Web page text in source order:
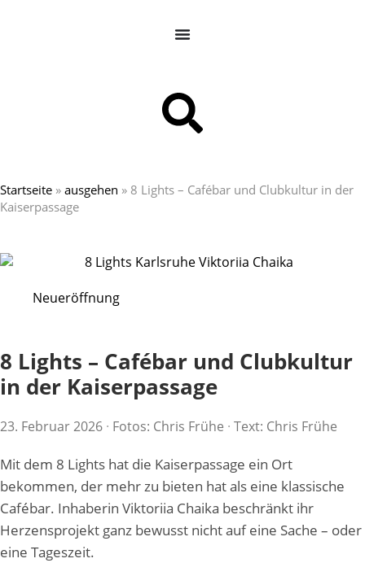
Startseite » ausgehen » 8 Lights – Cafébar und Clubkultur in der
Kaiserpassage
Neueröffnung
8 Lights – Cafébar und Clubkultur
in der Kaiserpassage
23. Februar 2026 · Fotos: Chris Frühe · Text: Chris Frühe
Mit dem 8 Lights hat die Kaiserpassage ein Ort
bekommen, der mehr zu bieten hat als eine klassische
Cafébar. Inhaberin Viktoriia Chaika beschränkt ihr
Herzensprojekt ganz bewusst nicht auf eine Sache – oder
eine Tageszeit.